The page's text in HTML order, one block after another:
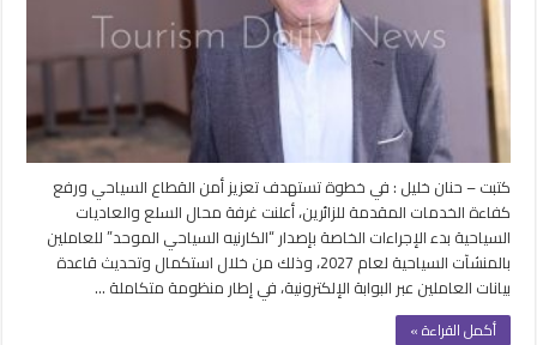
كتبت – حنان خليل : في خطوة تستهدف تعزيز أمن القطاع السياحي ورفع
كفاءة الخدمات المقدمة للزائرين، أعلنت غرفة محال السلع والعاديات
السياحية بدء الإجراءات الخاصة بإصدار “الكارنيه السياحي الموحد” للعاملين
بالمنشآت السياحية لعام 2027، وذلك من خلال استكمال وتحديث قاعدة
بيانات العاملين عبر البوابة الإلكترونية، في إطار منظومة متكاملة …
أكمل القراءة »